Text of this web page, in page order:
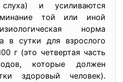
и усиливаются
той или иной
норма
в сутки для взрослого
г (это четвертая часть
которые должен
здоровый человек).